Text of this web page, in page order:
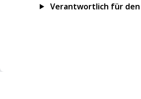
Verantwortlich für